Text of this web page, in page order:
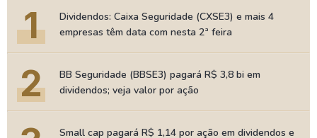
1
Dividendos: Caixa Seguridade (CXSE3) e mais 4
empresas têm data com nesta 2ª feira
2
BB Seguridade (BBSE3) pagará R$ 3,8 bi em
dividendos; veja valor por ação
Small cap pagará R$ 1,14 por ação em dividendos e